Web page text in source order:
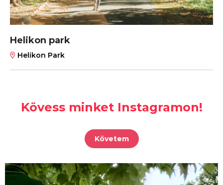
Helikon park
Helikon Park
Kövess minket Instagramon!
Követem